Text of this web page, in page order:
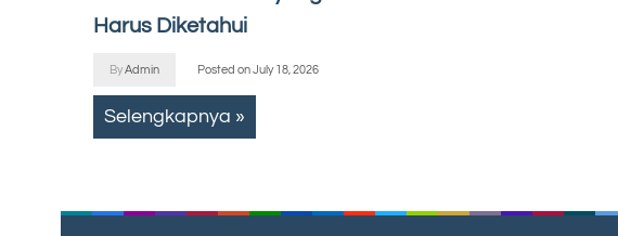
Harus Diketahui
ByAdmin Posted onJuly 18, 2026
Selengkapnya »